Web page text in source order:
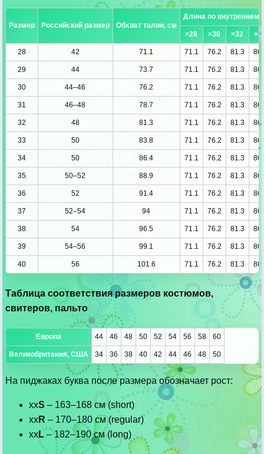
Размер Российский размер Обхват талии, см
Длина по
×28 ×30 ×32
28 42 71.1 71.1 76.2 81.3
29 44 73.7 71.1 76.2 81.3
30 44–46 76.2 71.1 76.2 81.3
31 46–48 78.7 71.1 76.2 81.3
32 48 81.3 71.1 76.2 81.3
33 50 83.8 71.1 76.2 81.3
34 50 86.4 71.1 76.2 81.3
35 50–52 88.9 71.1 76.2 81.3
36 52 91.4 71.1 76.2 81.3
37 52–54 94 71.1 76.2 81.3
38 54 96.5 71.1 76.2 81.3
39 54–56 99.1 71.1 76.2 81.3
40 56 101.6 71.1 76.2 81.3
Таблица соответствия размеров костюмов,
свитеров, пальто
Европа 44 46 48 50 52 54 56 58 60
Великобритания, США 34 36 38 40 42 44 46 48 50
На пиджаках буква после размера обозначает рост:
xxS – 163–168 см (short)
xxR – 170–180 см (regular)
xxL– 182–190 см (long)